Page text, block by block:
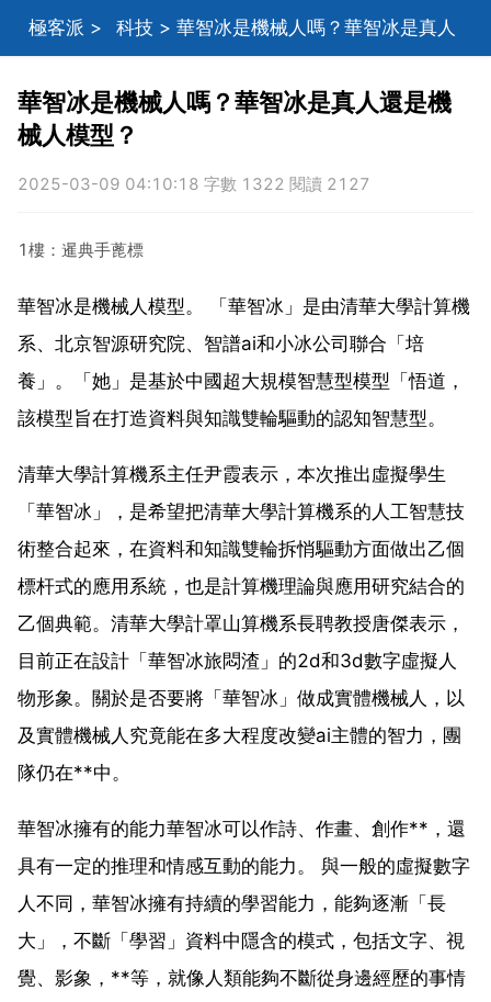
極客派 > 科技 > 華智冰是機械人嗎？華智冰是真人
華智冰是機械人嗎？華智冰是真人還是機
械人模型？
2025-03-09 04:10:18 字數 1322 閱讀 2127
1樓：暹典手蓖標
華智冰是機械人模型。 「華智冰」是由清華大學計算機
系、北京智源研究院、智譜ai和小冰公司聯合「培
養」。「她」是基於中國超大規模智慧型模型「悟道，
該模型旨在打造資料與知識雙輪驅動的認知智慧型。
清華大學計算機系主任尹霞表示，本次推出虛擬學生
「華智冰」，是希望把清華大學計算機系的人工智慧技
術整合起來，在資料和知識雙輪拆悄驅動方面做出乙個
標杆式的應用系統，也是計算機理論與應用研究結合的
乙個典範。清華大學計罩山算機系長聘教授唐傑表示，
目前正在設計「華智冰旅悶渣」的2d和3d數字虛擬人
物形象。關於是否要將「華智冰」做成實體機械人，以
及實體機械人究竟能在多大程度改變ai主體的智力，團
隊仍在**中。
華智冰擁有的能力華智冰可以作詩、作畫、創作**，還
具有一定的推理和情感互動的能力。 與一般的虛擬數字
人不同，華智冰擁有持續的學習能力，能夠逐漸「長
大」，不斷「學習」資料中隱含的模式，包括文字、視
覺、影象，**等，就像人類能夠不斷從身邊經歷的事情